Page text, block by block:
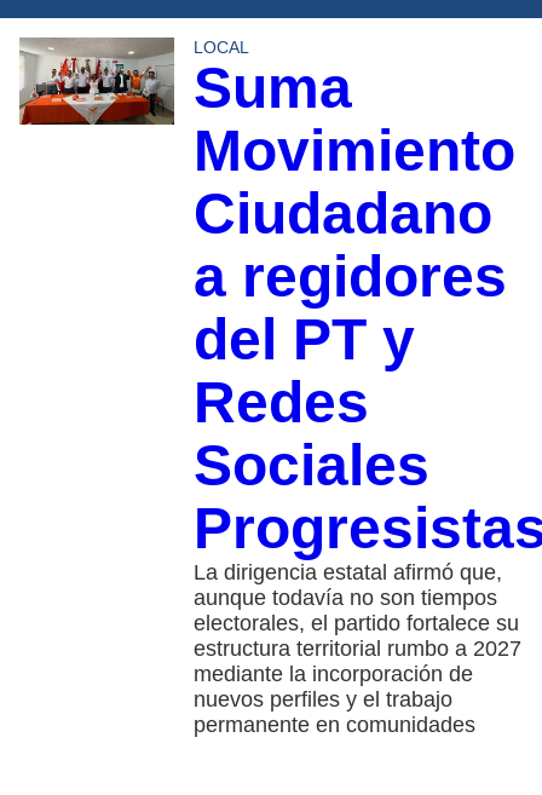
LOCAL
Suma
Movimiento
Ciudadano
a regidores
del PT y
Redes
Sociales
La dirigencia estatal afirmó que,
aunque todavía no son tiempos
electorales, el partido fortalece su
estructura territorial rumbo a 2027
mediante la incorporación de
nuevos perfiles y el trabajo
permanente en comunidades